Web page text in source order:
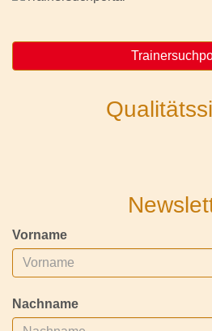
Vorname
Nachname